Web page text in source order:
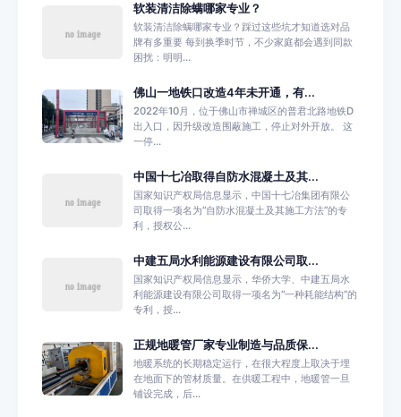
软装清洁除螨哪家专业？
软装清洁除螨哪家专业？踩过这些坑才知道选对品
牌有多重要 每到换季时节，不少家庭都会遇到同款
困扰：明明...
佛山一地铁口改造4年未开通，有...
2022年10月，位于佛山市禅城区的普君北路地铁D
出入口，因升级改造围蔽施工，停止对外开放。 这
一停...
中国十七冶取得自防水混凝土及其...
国家知识产权局信息显示，中国十七冶集团有限公
司取得一项名为“自防水混凝土及其施工方法”的专
利，授权公...
中建五局水利能源建设有限公司取...
国家知识产权局信息显示，华侨大学、中建五局水
利能源建设有限公司取得一项名为“一种耗能结构”的
专利，授...
正规地暖管厂家专业制造与品质保...
地暖系统的长期稳定运行，在很大程度上取决于埋
在地面下的管材质量。在供暖工程中，地暖管一旦
铺设完成，后...